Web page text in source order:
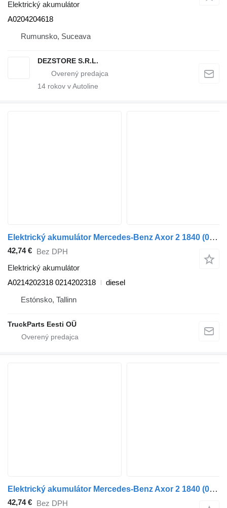
Elektrický akumulátor
A0204204618
Rumunsko, Suceava
DEZSTORE S.R.L.
14 rokov v Autoline
Elektrický akumulátor Mercedes-Benz Axor 2 1840 (01.04-) A0214202318 na ťahača Mercedes-Benz Actros, Axor MP1, MP2, MP3 (1996-2014)
42,74 € Bez DPH
Elektrický akumulátor
A0214202318 0214202318
diesel
Estónsko, Tallinn
TruckParts Eesti OÜ
Elektrický akumulátor Mercedes-Benz Axor 2 1840 (01.04-) 0214202218 na ťahača Mercedes-Benz Actros, Axor MP1, MP2, MP3 (1996-2014)
42,74 € Bez DPH